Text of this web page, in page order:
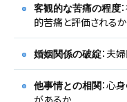
客観的な苦痛の程度
的苦痛と評価されるか
婚姻関係の破綻：夫
他事情との相関 ：心